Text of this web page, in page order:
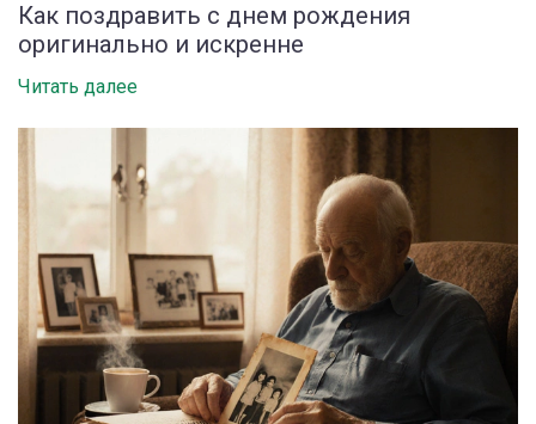
Как поздравить с днем рождения
оригинально и искренне
Читать далее